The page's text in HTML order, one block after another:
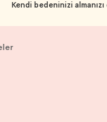
Kendi bedeninizi almanızı